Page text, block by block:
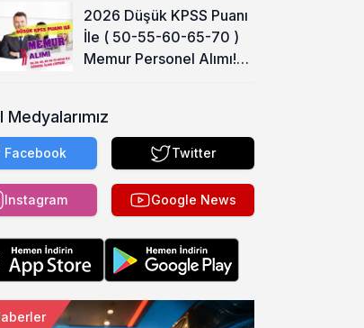
2026 Düşük KPSS Puanı
İle ( 50-55-60-65-70 )
Memur Personel Alımı!
Medyalarımız
Facebook Twitter
Instagram Google News